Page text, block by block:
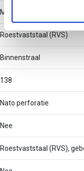
Materiaal
Roestvaststaal (RVS)
Binnenstraal
138
Nato perforatie
Nee
Roestvaststaal (RVS),